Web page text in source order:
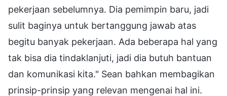
pekerjaan sebelumnya. Dia pemimpin baru, jadi
sulit baginya untuk bertanggung jawab atas
begitu banyak pekerjaan. Ada beberapa hal yang
tak bisa dia tindaklanjuti, jadi dia butuh bantuan
dan komunikasi kita." Sean bahkan membagikan
prinsip-prinsip yang relevan mengenai hal ini.